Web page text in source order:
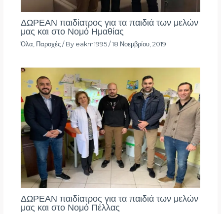
ΔΩΡΕΑΝ παιδίατρος για τα παιδιά των μελών
μας και στο Νομό Ημαθίας
Όλα Παροχές/ By eakm1995 /18 Νοεμβρίου, 2019
ΔΩΡΕΑΝ παιδίατρος για τα παιδιά των μελών
μας και στο Νομό Πέλλας